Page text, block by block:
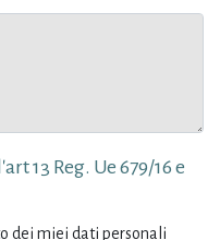
13 Reg. Ue 679/16 e
dei miei dati personali